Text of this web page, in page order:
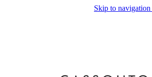
Skip to navigation